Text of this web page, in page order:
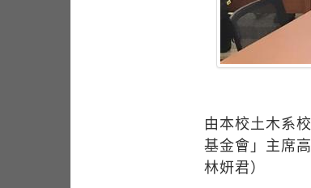
由本校土木系
基金會」主席
林妍君）